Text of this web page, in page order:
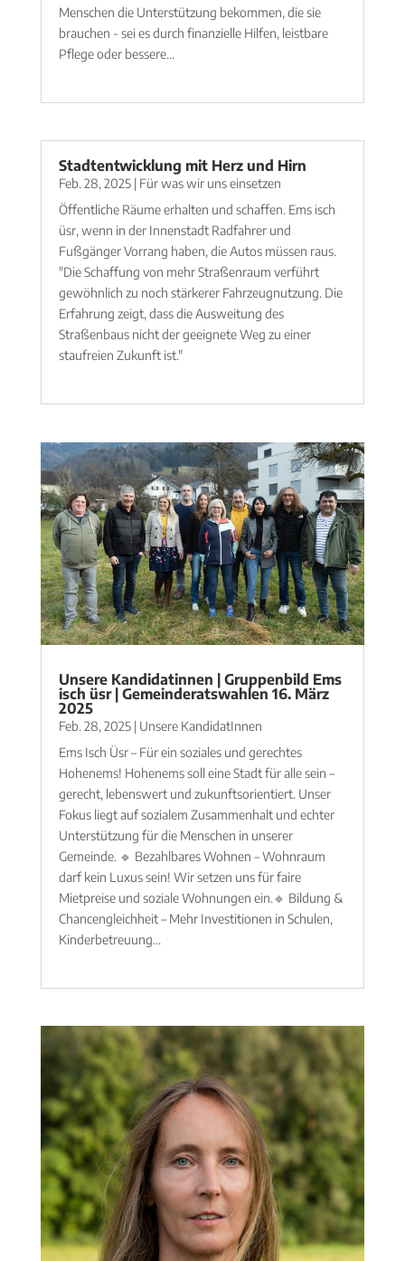
Menschen die Unterstützung bekommen, die sie
brauchen - sei es durch finanzielle Hilfen, leistbare
Pflege oder bessere...
Stadtentwicklung mit Herz und Hirn
Feb. 28, 2025| Für was wir uns einsetzen
Öffentliche Räume erhalten und schaffen. Ems isch
üsr, wenn in der Innenstadt Radfahrer und
Fußgänger Vorrang haben, die Autos müssen raus.
"Die Schaffung von mehr Straßenraum verführt
gewöhnlich zu noch stärkerer Fahrzeugnutzung. Die
Erfahrung zeigt, dass die Ausweitung des
Straßenbaus nicht der geeignete Weg zu einer
staufreien Zukunft ist."
Unsere Kandidatinnen | Gruppenbild Ems
isch üsr | Gemeinderatswahlen 16. März
2025
Feb. 28, 2025| Unsere KandidatInnen
Ems Isch Üsr – Für ein soziales und gerechtes
Hohenems! Hohenems soll eine Stadt für alle sein –
gerecht, lebenswert und zukunftsorientiert. Unser
Fokus liegt auf sozialem Zusammenhalt und echter
Unterstützung für die Menschen in unserer
Gemeinde. 🔹 Bezahlbares Wohnen – Wohnraum
darf kein Luxus sein! Wir setzen uns für faire
Mietpreise und soziale Wohnungen ein.🔹 Bildung &
Chancengleichheit – Mehr Investitionen in Schulen,
Kinderbetreuung...